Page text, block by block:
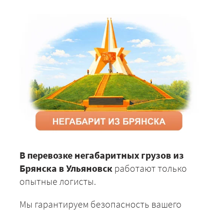
В перевозке негабаритных грузов из
Брянска в Ульяновск работают только
опытные логисты.
Мы гарантируем безопасность вашего